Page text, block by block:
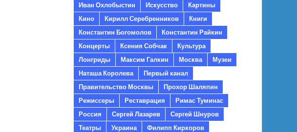
Иван Охлобыстин
Искусство
Картины
Кино
Кирилл Серебренников
Книги
Константин Богомолов
Константин Райкин
Концерты
Ксения Собчак
Культура
Лонгриды
Максим Галкин Москва
Музеи
Наташа Королева
Первый канал
Правительство Москвы
Прохор Шаляпин
Режиссеры
Реставрация
Римас Туминас
Россия
Сергей Лазарев
Сергей Шнуров
Театры
Украина
Филипп Киркоров